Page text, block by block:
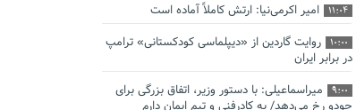
11:04 امیر اکرمی‌نیا: ارتش کاملاً آماده است
10:00
روایت گاردین از «دیپلماسی کودکستانی» ترامپ
در برابر ایران
9:00
میراسماعیلی: با دستور وزیر، اتفاق بزرگی برای